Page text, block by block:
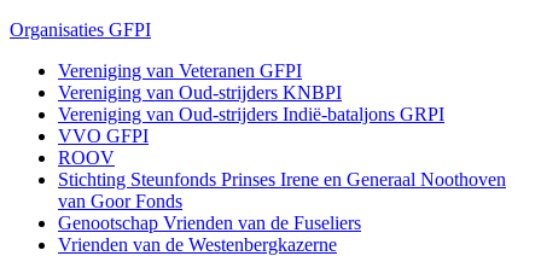
Organisaties GFPI
Vereniging van Veteranen GFPI
Vereniging van Oud-strijders KNBPI
Vereniging van Oud-strijders Indië-bataljons GRPI
VVO GFPI
ROOV
Stichting Steunfonds Prinses Irene en Generaal Noothoven
van Goor Fonds
Genootschap Vrienden van de Fuseliers
Vrienden van de Westenbergkazerne